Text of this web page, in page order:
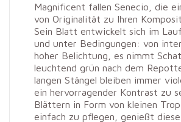
Magnificent fallen Senecio, die
von Originalität zu Ihren
Sein Blatt entwickelt sich im
und unter Bedingungen: von
hoher Belichtung, es nimmt
leuchtend grün nach dem
langen Stängel bleiben immer
ein hervorragender Kontrast zu
Blättern in Form von kleinen
einfach zu pflegen, genießt